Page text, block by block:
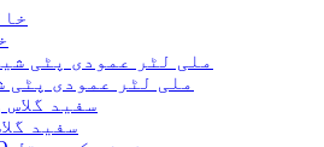
750 ملی لٹر عمودی
سفید